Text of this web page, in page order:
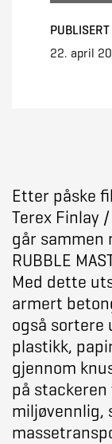
PUBLISERT
22. april
Etter påske
Terex Finlay
går sammen
RUBBLE
Med dette
armert
også sortere
plastikk,
gjennom
på
miljøvennlig,